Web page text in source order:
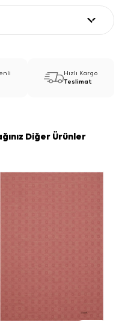
Hızlı Kargo
Teslimat
Diğer Ürünler